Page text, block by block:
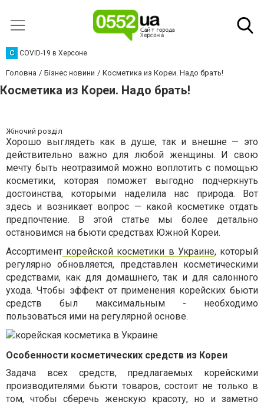
C COVID-19 в Херсоне
Головна Бізнес новини Косметика из Кореи. Надо брать!
Косметика из Кореи. Надо брать!
Жіночий розділ
Хорошо выглядеть как в душе, так и внешне — это
действительно важно для любой женщины. И свою
мечту быть неотразимой можно воплотить с помощью
косметики, которая поможет выгодно подчеркнуть
достоинства, которыми наделила нас природа. Вот
здесь и возникает вопрос — какой косметике отдать
предпочтение. В этой статье мы более детально
остановимся на бьюти средствах Южной Кореи.
Ассортимент корейской косметики в Украине, который
регулярно обновляется, представлен косметическими
средствами, как для домашнего, так и для салонного
ухода. Чтобы эффект от применения корейских бьюти
средств был максимальным - необходимо
пользоваться ими на регулярной основе.
Особенности косметических средств из Кореи
Задача всех средств, предлагаемых корейскими
производителями бьюти товаров, состоит не только в
том, чтобы сберечь женскую красоту, но и заметно